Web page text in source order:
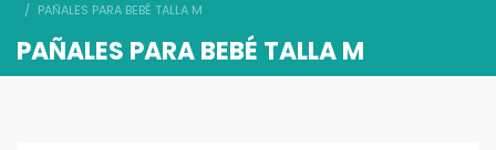
PAÑALES PARA BEBÉ TALLA M
PAÑALES PARA BEBÉ TALLA M